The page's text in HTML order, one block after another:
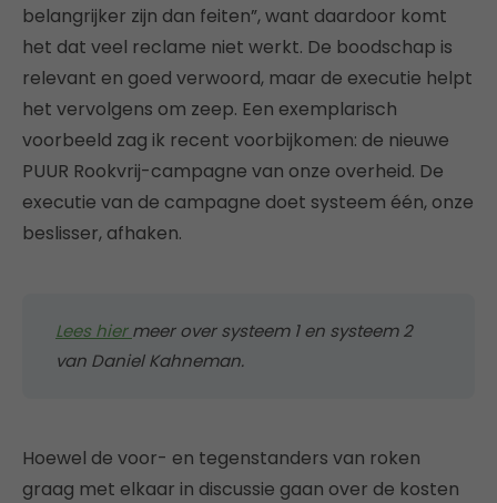
belangrijker zijn dan feiten”, want daardoor komt
het dat veel reclame niet werkt. De boodschap is
relevant en goed verwoord, maar de executie helpt
het vervolgens om zeep. Een exemplarisch
voorbeeld zag ik recent voorbijkomen: de nieuwe
PUUR Rookvrij-campagne van onze overheid. De
executie van de campagne doet systeem één, onze
beslisser, afhaken.
Lees hiermeer over systeem 1 en systeem 2
van Daniel Kahneman.
Hoewel de voor- en tegenstanders van roken
graag met elkaar in discussie gaan over de kosten